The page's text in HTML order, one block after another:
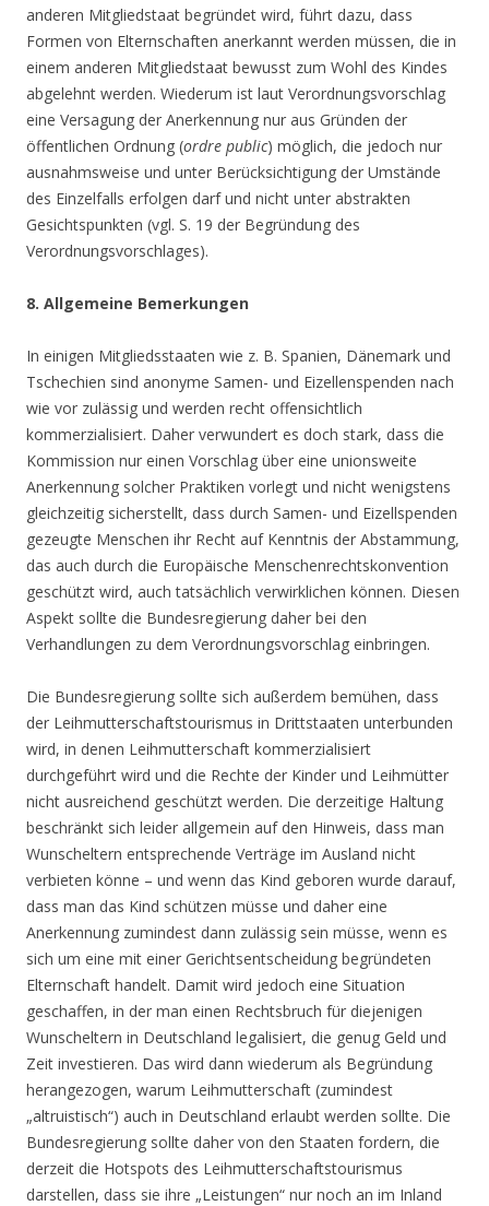
anderen Mitgliedstaat begründet wird, führt dazu, dass
Formen von Elternschaften anerkannt werden müssen, die in
einem anderen Mitgliedstaat bewusst zum Wohl des Kindes
abgelehnt werden. Wiederum ist laut Verordnungsvorschlag
eine Versagung der Anerkennung nur aus Gründen der
öffentlichen Ordnung (ordre public) möglich, die jedoch nur
ausnahmsweise und unter Berücksichtigung der Umstände
des Einzelfalls erfolgen darf und nicht unter abstrakten
Gesichtspunkten (vgl. S. 19 der Begründung des
Verordnungsvorschlages).
8. Allgemeine Bemerkungen
In einigen Mitgliedsstaaten wie z. B. Spanien, Dänemark und
Tschechien sind anonyme Samen- und Eizellenspenden nach
wie vor zulässig und werden recht offensichtlich
kommerzialisiert. Daher verwundert es doch stark, dass die
Kommission nur einen Vorschlag über eine unionsweite
Anerkennung solcher Praktiken vorlegt und nicht wenigstens
gleichzeitig sicherstellt, dass durch Samen- und Eizellspenden
gezeugte Menschen ihr Recht auf Kenntnis der Abstammung,
das auch durch die Europäische Menschenrechtskonvention
geschützt wird, auch tatsächlich verwirklichen können. Diesen
Aspekt sollte die Bundesregierung daher bei den
Verhandlungen zu dem Verordnungsvorschlag einbringen.
Die Bundesregierung sollte sich außerdem bemühen, dass
der Leihmutterschaftstourismus in Drittstaaten unterbunden
wird, in denen Leihmutterschaft kommerzialisiert
durchgeführt wird und die Rechte der Kinder und Leihmütter
nicht ausreichend geschützt werden. Die derzeitige Haltung
beschränkt sich leider allgemein auf den Hinweis, dass man
Wunscheltern entsprechende Verträge im Ausland nicht
verbieten könne – und wenn das Kind geboren wurde darauf,
dass man das Kind schützen müsse und daher eine
Anerkennung zumindest dann zulässig sein müsse, wenn es
sich um eine mit einer Gerichtsentscheidung begründeten
Elternschaft handelt. Damit wird jedoch eine Situation
geschaffen, in der man einen Rechtsbruch für diejenigen
Wunscheltern in Deutschland legalisiert, die genug Geld und
Zeit investieren. Das wird dann wiederum als Begründung
herangezogen, warum Leihmutterschaft (zumindest
„altruistisch“) auch in Deutschland erlaubt werden sollte. Die
Bundesregierung sollte daher von den Staaten fordern, die
derzeit die Hotspots des Leihmutterschaftstourismus
darstellen, dass sie ihre „Leistungen“ nur noch an im Inland